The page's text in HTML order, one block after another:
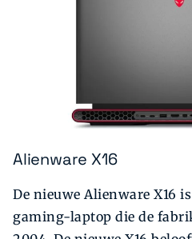
Alienware X16
De nieuwe Alienware X16
gaming-laptop die de